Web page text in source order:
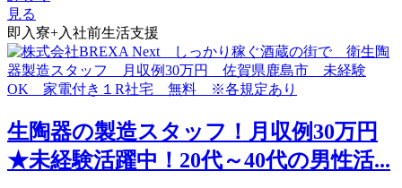
見る
即入寮+入社前生活支援
生陶器の製造スタッフ！月収例30万円
★未経験活躍中！20代～40代の男性活...